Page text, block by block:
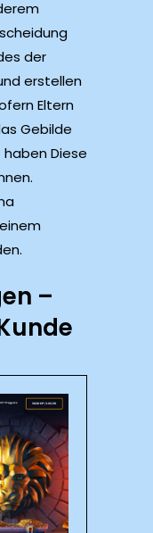
der
erstellen
Eltern
Gebilde
Diese
–